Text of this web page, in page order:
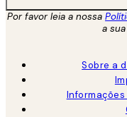
Por favor leia a nossa
a
Sobre a
Informações